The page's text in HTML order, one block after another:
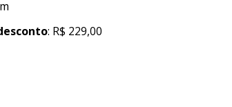
: R$ 229,00